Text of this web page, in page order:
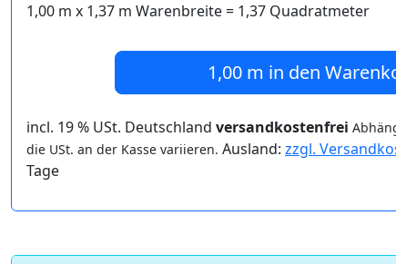
1,00 m x 1,37 m Warenbreite = 1,37 Quadratmeter
1,00 m in den
incl. 19 % USt. Deutschland versandkostenfrei
die USt. an der Kasse variieren. Ausland: zzgl.
Tage